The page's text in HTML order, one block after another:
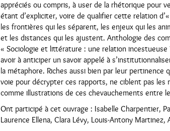
appréciés ou compris, à user de la rhétorique pour
étant d’expliciter, voire de qualifier cette relation
les frontières qui les séparent, les enjeux qui les
et les distances qui les ajustent. Anthologie des
« Sociologie et littérature : une relation
avoir à anticiper un savoir appelé à
la métaphore. Riches aussi bien par leur
voie pour décrypter ces rapports, ne ciblent pas
comme illustrations de ces chevauchements entre
Ont participé à cet ouvrage : Isabelle Charpentier,
Laurence Ellena, Clara Lévy, Louis-Antony Martinez,